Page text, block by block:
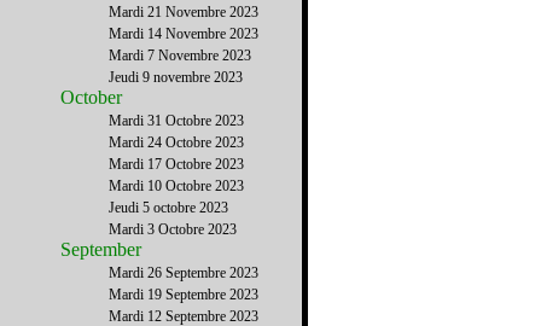
Mardi 21 Novembre 2023
Mardi 14 Novembre 2023
Mardi 7 Novembre 2023
Jeudi 9 novembre 2023
October
Mardi 31 Octobre 2023
Mardi 24 Octobre 2023
Mardi 17 Octobre 2023
Mardi 10 Octobre 2023
Jeudi 5 octobre 2023
Mardi 3 Octobre 2023
September
Mardi 26 Septembre 2023
Mardi 19 Septembre 2023
Mardi 12 Septembre 2023